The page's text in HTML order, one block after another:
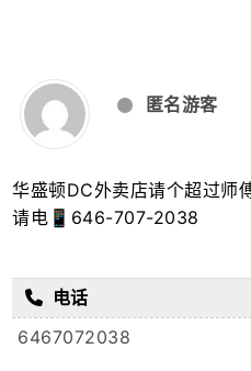
匿名游客
华盛顿DC外卖店请个超过师
请电📱646-707-2038
电话
6467072038